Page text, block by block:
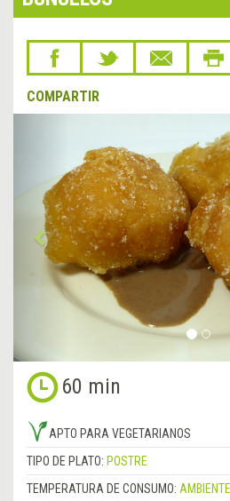
COMPARTIR
Anterior
60 min
APTO PARA VEGETARIANOS
TIPO DE PLATO: POSTRE
TEMPERATURA DE CONSUMO: AMBIENTE